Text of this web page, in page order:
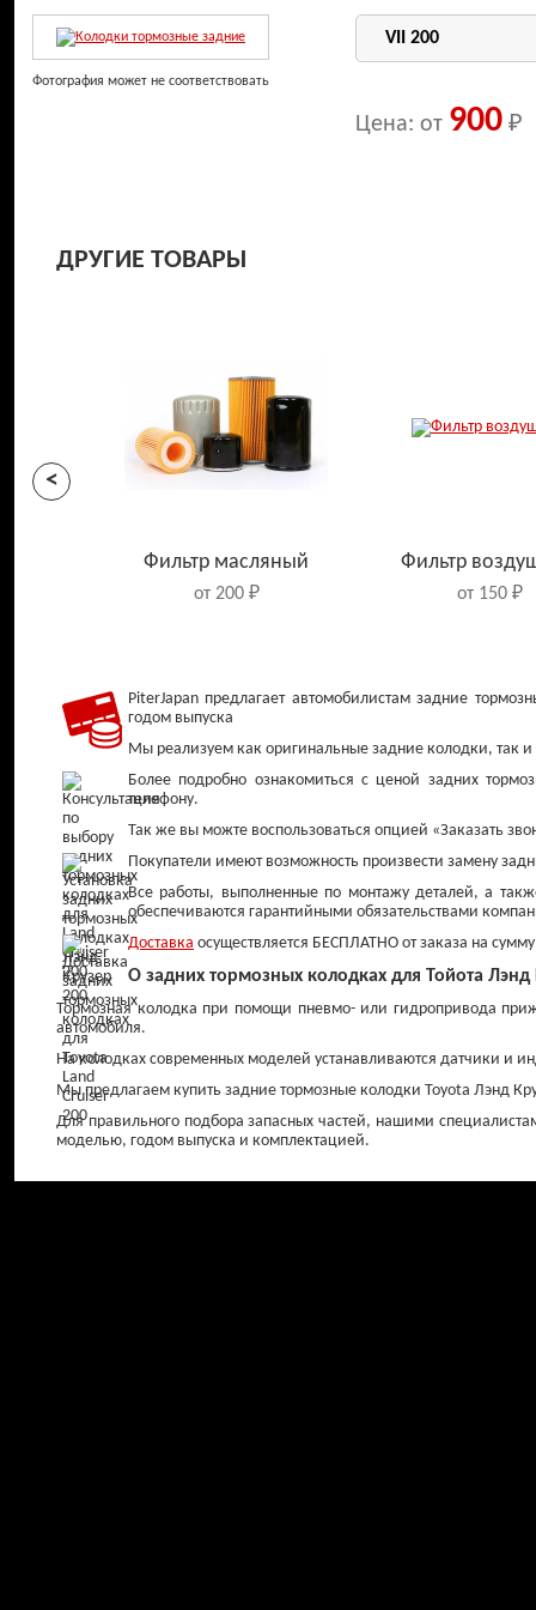
Фотография может не соответствовать
Цена: от 900 ₽
ДРУГИЕ ТОВАРЫ
<
Фильтр масляный
от 200 ₽
Фильтр
от 150 ₽
Колодки тормозные
передние
от 800 ₽
Диски
передние
от 1 200 ₽
PiterJapan предлагает автомобилистам задние
годом выпуска
Мы реализуем как оригинальные задние колодки, так
Более подробно ознакомиться с ценой задних
телефону.
Так же вы можте воспользоваться опцией «Заказать
Покупатели имеют возможность произвести замену
Все работы, выполненные по монтажу деталей, а
обеспечиваются гарантийными обязательствами
Доставка осуществляется БЕСПЛАТНО от заказа на
О задних тормозных колодках для Тойота
Тормозная колодка при помощи пневмо- или гидропривода
автомобиля.
На колодках современных моделей устанавливаются датчики и
Мы предлагаем купить задние тормозные колодки Toyota Лэнд
Для правильного подбора запасных частей, нашими
моделью, годом выпуска и комплектацией.